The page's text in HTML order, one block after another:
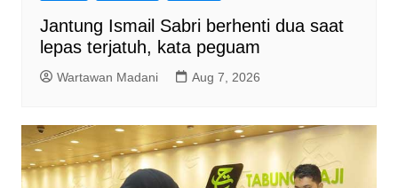
Jantung Ismail Sabri berhenti dua saat
lepas terjatuh, kata peguam
Wartawan Madani Aug 7, 2026